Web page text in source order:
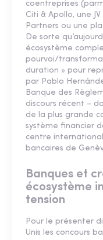
coentreprises
Citi & Apollo, une
Partners ou une
De sorte
écosystème
pourvoi/
duration » pour
par Pablo
Banque des
discours récent –
de la plus grande
système financier
centre
bancaires de
Banques et
écosystème
tension
Pour le présenter
Unis les concours